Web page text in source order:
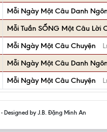
Mỗi Ngày Một Câu Danh
Mỗi Tuần SỐNG Một Câu Lời
Mỗi Ngày Một Câu Chuyện
Mỗi Ngày Một Câu Danh
Mỗi Ngày Một Câu Chuyện
Designed by J.B. Đặng Minh An